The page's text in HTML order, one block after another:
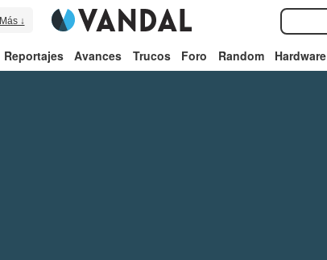
Más ↓
Reportajes Avances Trucos Foro Random Hardware